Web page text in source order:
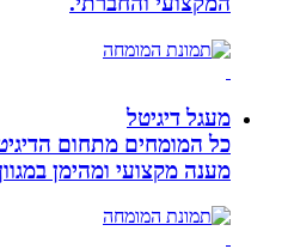
מעגל דיגיטל
כל המומחים מתחום הדיגיטל,
מענה מקצועי ומהימן במגוון